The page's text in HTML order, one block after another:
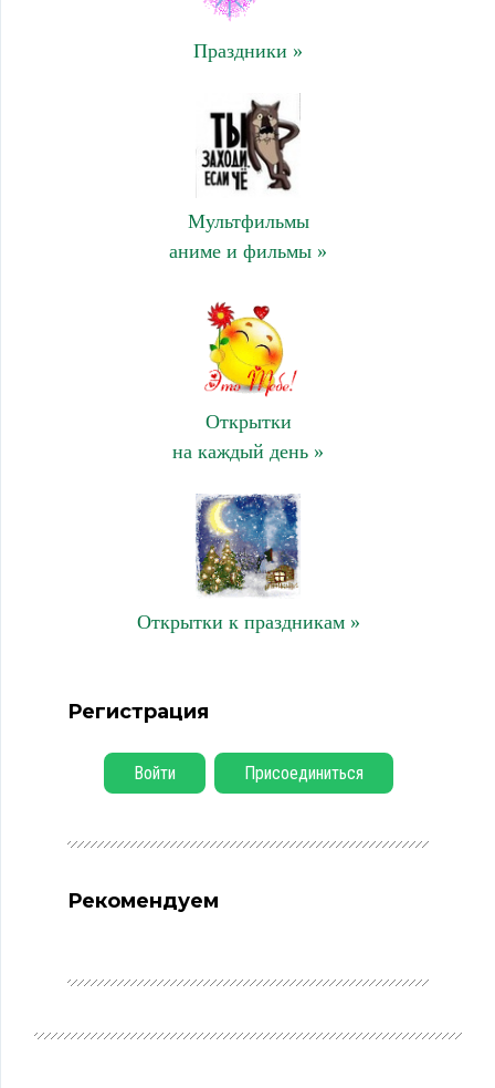
Праздники »
Мультфильмы
аниме и фильмы »
Открытки
на каждый день »
Открытки к праздникам »
Регистрация
Войти Присоединиться
Рекомендуем